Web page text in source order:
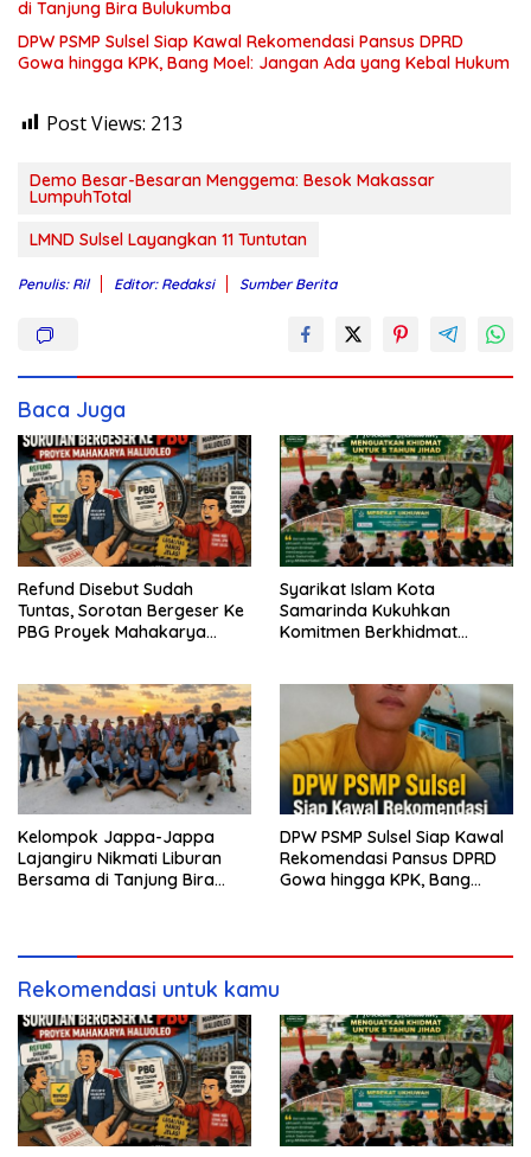
di Tanjung Bira Bulukumba
DPW PSMP Sulsel Siap Kawal Rekomendasi Pansus DPRD
Gowa hingga KPK, Bang Moel: Jangan Ada yang Kebal Hukum
Post Views: 213
Demo Besar-Besaran Menggema: Besok Makassar
LumpuhTotal
LMND Sulsel Layangkan 11 Tuntutan
Penulis: Ril Editor: Redaksi Sumber Berita
Baca Juga
Refund Disebut Sudah
Tuntas, Sorotan Bergeser Ke
PBG Proyek Mahakarya
Syarikat Islam Kota
Samarinda Kukuhkan
Komitmen Berkhidmat
Kelompok Jappa-Jappa
Lajangiru Nikmati Liburan
Bersama di Tanjung Bira
DPW PSMP Sulsel Siap Kawal
Rekomendasi Pansus DPRD
Gowa hingga KPK, Bang
Rekomendasi untuk kamu